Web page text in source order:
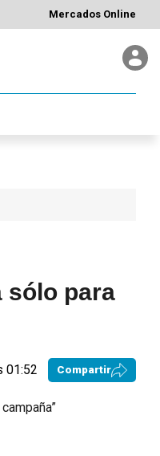
Mercados Online
sólo para
01:52 Compartir